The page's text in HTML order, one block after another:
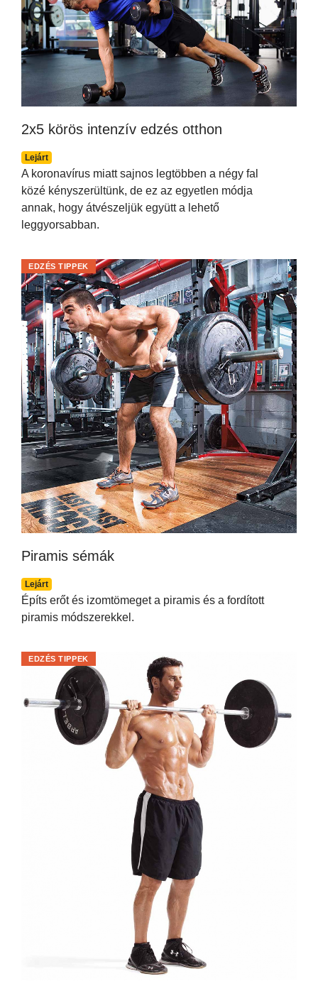
2x5 körös intenzív edzés otthon
Lejárt
A koronavírus miatt sajnos legtöbben a négy fal
közé kényszerültünk, de ez az egyetlen módja
annak, hogy átvészeljük együtt a lehető
leggyorsabban.
Piramis sémák
Lejárt
EDZÉS TIPPEK
Építs erőt és izomtömeget a piramis és a fordított
piramis módszerekkel.
EDZÉS TIPPEK